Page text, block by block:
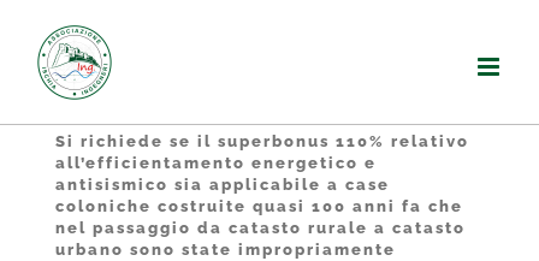
Si richiede se il superbonus 110% relativo
all’efficientamento energetico e
antisismico sia applicabile a case
coloniche costruite quasi 100 anni fa che
nel passaggio da catasto rurale a catasto
urbano sono state impropriamente